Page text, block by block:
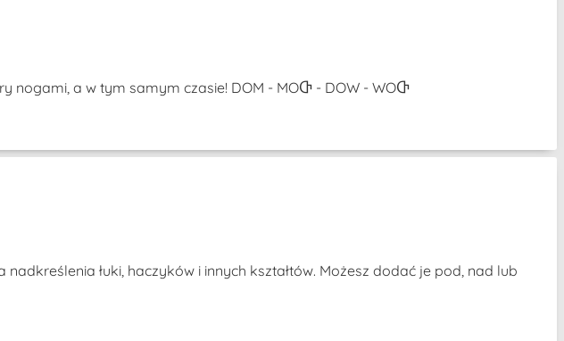
nogami, a w tym samym czasie! DOM - MOႧ - DOW - WOႧ
łuki, haczyków i innych kształtów. Możesz dodać je pod, nad lub